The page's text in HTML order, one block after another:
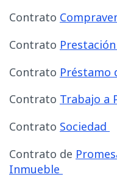
Contrato
Contrato
Contrato Préstamo
Contrato Trabajo a
Contrato Sociedad
Contrato de
Inmueble